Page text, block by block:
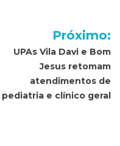
Próximo:
UPAs Vila Davi e Bom
Jesus retomam
atendimentos de
pediatria e clínico geral